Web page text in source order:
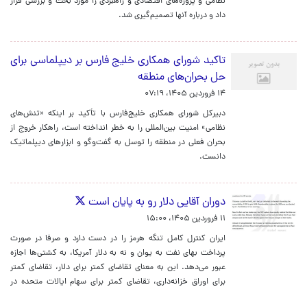
داد و درباره آنها تصمیم‌گیری شد.
تاکید شورای همکاری خلیج فارس بر دیپلماسی برای
حل بحران‌های منطقه
۱۴ فروردین ۱۴۰۵، ۰۷:۱۹
دبیرکل شورای همکاری خلیج‌فارس با تأکید بر اینکه «تنش‌های
نظامی» امنیت بین‌المللی را به خطر انداخته است، راهکار خروج از
بحران فعلی در منطقه را توسل به گفت‌وگو و ابزارهای دیپلماتیک
دانست.
دوران آقایی دلار رو به پایان است
۱۱ فروردین ۱۴۰۵، ۱۵:۰۰
ایران کنترل کامل تنگه هرمز را در دست دارد و صرفا در صورت
پرداخت بهای نفت به یوان و نه به دلار آمریکا، به کشتی‌ها اجازه
عبور می‌دهد. این به معنای تقاضای کمتر برای دلار، تقاضای کمتر
برای اوراق خزانه‌داری، تقاضای کمتر برای سهام ایالات متحده در